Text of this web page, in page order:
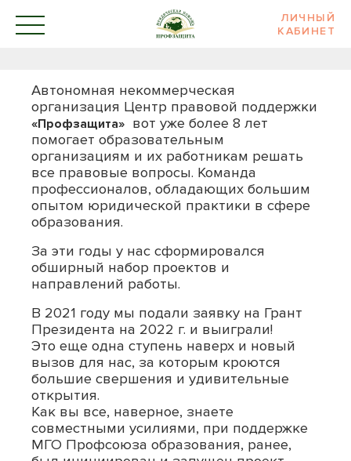
ЛИЧНЫЙ
КАБИНЕТ
Автономная некоммерческая
организация Центр правовой поддержки
«Профзащита» вот уже более 8 лет
помогает образовательным
организациям и их работникам решать
все правовые вопросы. Команда
профессионалов, обладающих большим
опытом юридической практики в сфере
образования.
За эти годы у нас сформировался
обширный набор проектов и
направлений работы.
В 2021 году мы подали заявку на Грант
Президента на 2022 г. и выиграли!
Это еще одна ступень наверх и новый
вызов для нас, за которым кроются
большие свершения и удивительные
открытия.
Как вы все, наверное, знаете
совместными усилиями, при поддержке
МГО Профсоюза образования, ранее,